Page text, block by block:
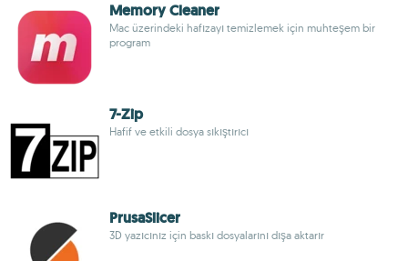
Memory Cleaner
Mac üzerindeki hafızayı temizlemek için muhteşem bir
program
7-Zip
Hafif ve etkili dosya sıkıştırıcı
PrusaSlicer
3D yazıcınız için baskı dosyalarını dışa aktarır